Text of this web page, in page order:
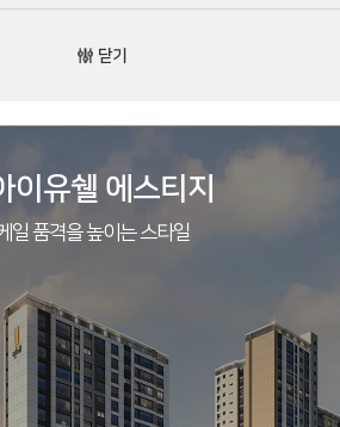
닫기
이유쉘 에스티지
일 품격을 높이는 스타일